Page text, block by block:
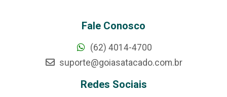
Fale Conosco
(62) 4014-4700
suporte@goiasatacado.com.br
Redes Sociais